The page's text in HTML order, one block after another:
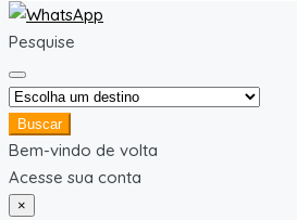
Pesquise
Buscar
Bem-vindo de volta
Acesse sua conta
×